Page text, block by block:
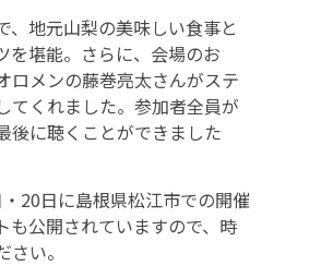
、地元山梨の美味しい食事と
を堪能。さらに、会場のお
ロメンの藤巻亮太さんがステ
てくれました。参加者全員が
後に聴くことができました
20日に島根県松江市での開催
も公開されていますので、時
い。